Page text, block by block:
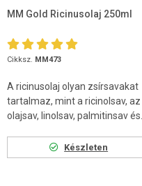
MM Gold Ricinusolaj 250ml
Cikksz. MM473
A ricinusolaj olyan zsírsavakat
tartalmaz, mint a ricinolsav, az
olajsav, linolsav, palmitinsav és...
Készleten